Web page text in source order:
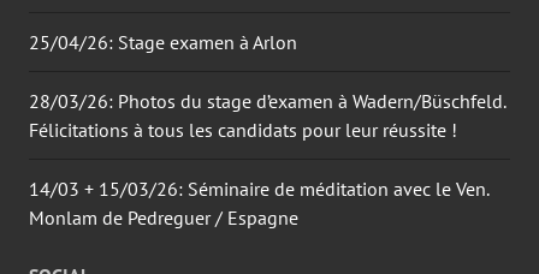
25/04/26: Stage examen à Arlon
28/03/26: Photos du stage d’examen à Wadern/Büschfeld.
Félicitations à tous les candidats pour leur réussite !
14/03 + 15/03/26: Séminaire de méditation avec le Ven.
Monlam de Pedreguer / Espagne